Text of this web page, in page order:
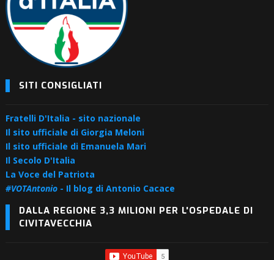
SITI CONSIGLIATI
Fratelli D'Italia - sito nazionale
Il sito ufficiale di Giorgia Meloni
Il sito ufficiale di Emanuela Mari
Il Secolo D'Italia
La Voce del Patriota
#VOTAntonio- Il blog di Antonio Cacace
DALLA REGIONE 3,3 MILIONI PER L'OSPEDALE DI
CIVITAVECCHIA